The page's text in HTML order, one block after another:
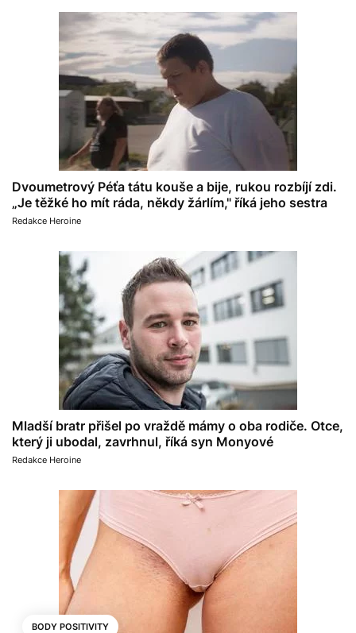
Dvoumetrový Péťa tátu kouše a bije, rukou rozbíjí zdi.
„Je těžké ho mít ráda, někdy žárlím," říká jeho sestra
Redakce Heroine
Mladší bratr přišel po vraždě mámy o oba rodiče. Otce,
který ji ubodal, zavrhnul, říká syn Monyové
Redakce Heroine
BODY POSITIVITY